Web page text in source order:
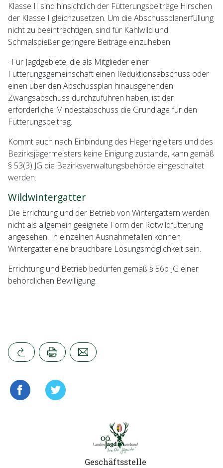
Klasse II sind hinsichtlich der Fütterungsbeiträge Hirschen
der Klasse I gleichzusetzen. Um die Abschussplanerfüllung
nicht zu beeinträchtigen, sind für Kahlwild und
Schmalspießer geringere Beiträge einzuheben.
· Für Jagdgebiete, die als Mitglieder einer
Fütterungsgemeinschaft einen Reduktionsabschuss oder
einen über den Abschussplan hinausgehenden
Zwangsabschuss durchzuführen haben, ist der
erforderliche Mindestabschuss die Grundlage für den
Fütterungsbeitrag.
Kommt auch nach Einbindung des Hegeringleiters und des
Bezirksjägermeisters keine Einigung zustande, kann gemäß
§ 53(3) JG die Bezirksverwaltungsbehörde eingeschaltet
werden.
Wildwintergatter
Die Errichtung und der Betrieb von Wintergattern werden
nicht als allgemein geeignete Form der Rotwildfütterung
angesehen. In einzelnen Ausnahmefällen können
Wintergatter eine brauchbare Lösungsmöglichkeit sein.
Errichtung und Betrieb bedürfen gemäß § 56b JG einer
behördlichen Bewilligung.
Geschäftsstelle